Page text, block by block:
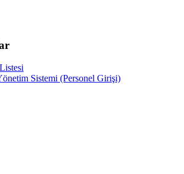
Sistemi (Personel Girişi)